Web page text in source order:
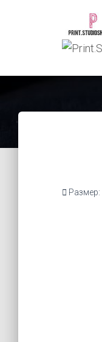
Размер: